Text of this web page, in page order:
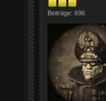
Beiträge: 696